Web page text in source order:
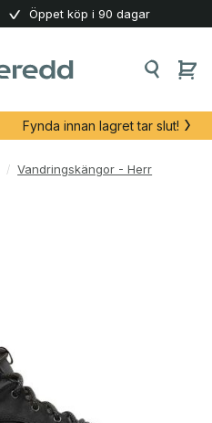
Öppet köp i 90 dagar
Fynda innan lagret tar slut!
/ Vandringskängor - Herr